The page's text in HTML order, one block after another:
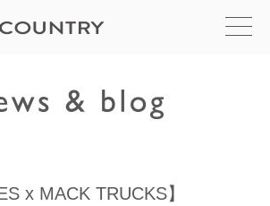
x MACK TRUCKS】